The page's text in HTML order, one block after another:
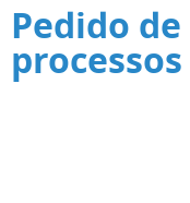
Pedido
processos